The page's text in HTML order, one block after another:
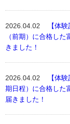
2026.04.02
【体
（前期）に合格し
きました！
2026.04.02
【体
期日程）に合格した
届きました！